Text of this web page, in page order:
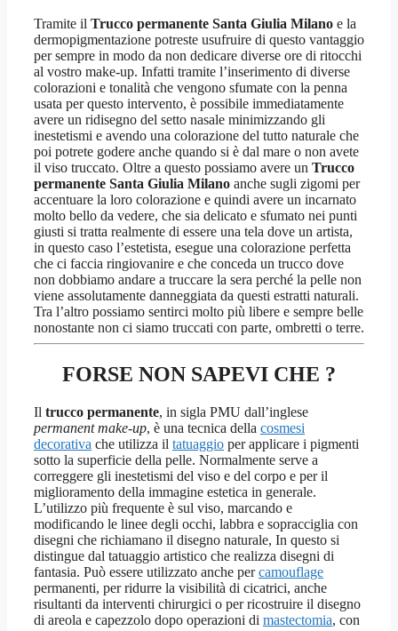
Tramite il Trucco permanente Santa Giulia Milano e la
dermopigmentazione potreste usufruire di questo vantaggio
per sempre in modo da non dedicare diverse ore di ritocchi
al vostro make-up. Infatti tramite l’inserimento di diverse
colorazioni e tonalità che vengono sfumate con la penna
usata per questo intervento, è possibile immediatamente
avere un ridisegno del setto nasale minimizzando gli
inestetismi e avendo una colorazione del tutto naturale che
poi potrete godere anche quando si è dal mare o non avete
il viso truccato. Oltre a questo possiamo avere un Trucco
permanente Santa Giulia Milano anche sugli zigomi per
accentuare la loro colorazione e quindi avere un incarnato
molto bello da vedere, che sia delicato e sfumato nei punti
giusti si tratta realmente di essere una tela dove un artista,
in questo caso l’estetista, esegue una colorazione perfetta
che ci faccia ringiovanire e che conceda un trucco dove
non dobbiamo andare a truccare la sera perché la pelle non
viene assolutamente danneggiata da questi estratti naturali.
Tra l’altro possiamo sentirci molto più libere e sempre belle
nonostante non ci siamo truccati con parte, ombretti o terre.
FORSE NON SAPEVI CHE ?
Il trucco permanente, in sigla PMU dall’inglese
permanent make-up, è una tecnica della cosmesi
decorativa che utilizza il tatuaggio per applicare i pigmenti
sotto la superficie della pelle. Normalmente serve a
correggere gli inestetismi del viso e del corpo e per il
miglioramento della immagine estetica in generale.
L’utilizzo più frequente è sul viso, marcando e
modificando le linee degli occhi, labbra e sopracciglia con
disegni che richiamano il disegno naturale, In questo si
distingue dal tatuaggio artistico che realizza disegni di
fantasia. Può essere utilizzato anche percamouflage
permanenti, per ridurre la visibilità di cicatrici, anche
risultanti da interventi chirurgici o per ricostruire il disegno
di areola e capezzolo dopo operazioni di mastectomia, con